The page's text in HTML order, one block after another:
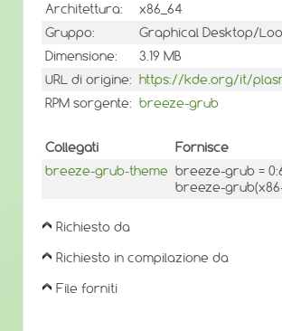
Architettura:
x86_64
Gruppo:
Graphical Desktop/
Dimensione:
3.19 MB
URL di origine: https://kde.org/it/
RPM sorgente: breeze-grub
Collegati
Fornisce
breeze-grub-theme breeze-grub =
breeze-
Richiesto da
Richiesto in compilazione da
File forniti